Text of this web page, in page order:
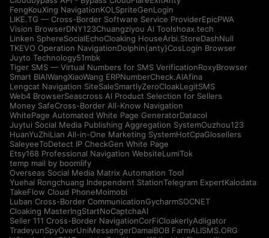
FengKouXing NavigationKOLSpriteGenLogin
LIKE.TG — Cross-Border Software Service ProviderEpicPWA
Vision BrowserDNY123Chuangziyou AI Toolshoax.tech
Linken SphereSocialEchoCloaking HouseArbi.StoreDashNull
TKEVO Operation NavigationDolphin{anty}CosLogin Browser
Juyto Technology51mbk
Tiger SMS — Virtual Numbers for SMS VerificationRoxyBrowser
Smart BIAIWangXiaoWang ERPNumberCheck.AIAfina
Lengcat Navigation SiteSaleSmartlyZeroCloakLegitSMS
Web4 BrowserSeascross AI Product Selection for Sellers
Money SafeCross-Border All-Know Navigation
WhitePage Automated White Page GeneratorDatacol
Juytui Social Media Publishing Aggregation SystemOuzhou123
HuanYuZhiLian All-in-One Marketing SystemHotCpaGlosellers
SaleyeeToDetect IP CheckGen White Page
Etsy168 Professional Navigation WebsiteLumiTok
temp mail by boomlify
Overseas Social Media Matrix Automation Tool
Yuehai Rongchuang Independent StationTelegram ExpertKalodata
TakeFlow Cloud PhoneMoimobi
Luban Cross-Border CommunicationGycharmSOCNET
Cloaking MasterIngStartNoCaptchaAI
Seller 111 Cross-Border NavigationCorFiCloakerlyAdligator
TradeyunSpyOverUniMessengerDamaiBOB FarmALISMS.ORG